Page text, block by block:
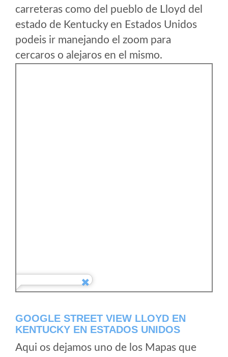
carreteras como del pueblo de Lloyd del
estado de Kentucky en Estados Unidos
podeis ir manejando el zoom para
cercaros o alejaros en el mismo.
GOOGLE STREET VIEW LLOYD EN
KENTUCKY EN ESTADOS UNIDOS
Aqui os dejamos uno de los Mapas que